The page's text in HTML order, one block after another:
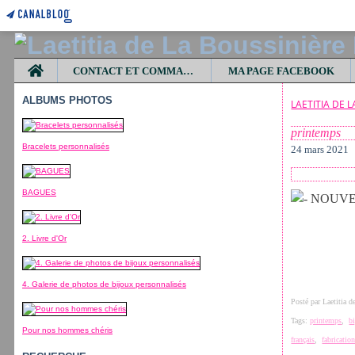
Home
CONTACT ET COMMANDES MA PAGE FACEBOOK
ALBUMS PHOTOS
Bracelets personnalisés
BAGUES
2. Livre d'Or
4. Galerie de photos de bijoux personnalisés
Pour nos hommes chéris
LAETITIA DE
printemps
24 mars 2021
Posté par Laetitia
Tags:printemps ,
français ,